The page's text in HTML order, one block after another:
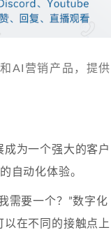
AI营销产品，提供
为一个强大的客户
自动化体验。
需要一个？”数字化
在不同的接触点上